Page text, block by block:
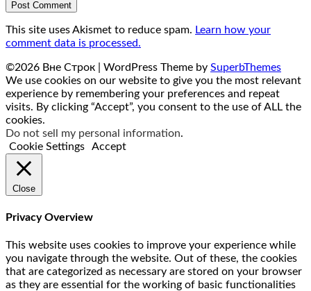
This site uses Akismet to reduce spam. Learn how your
comment data is processed.
©2026 Вне Строк | WordPress Theme by SuperbThemes
We use cookies on our website to give you the most relevant
experience by remembering your preferences and repeat
visits. By clicking “Accept”, you consent to the use of ALL the
cookies.
Do not sell my personal information.
Cookie Settings
Accept
Close
Privacy Overview
This website uses cookies to improve your experience while
you navigate through the website. Out of these, the cookies
that are categorized as necessary are stored on your browser
as they are essential for the working of basic functionalities